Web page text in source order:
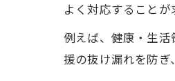
よく対応すること
例えば、健康・生
援の抜け漏れを防ぎ